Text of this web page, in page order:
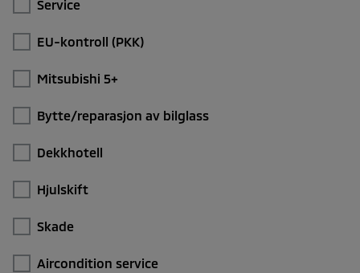
Service
EU-kontroll (PKK)
Mitsubishi 5+
Bytte/reparasjon av bilglass
Dekkhotell
Hjulskift
Skade
Aircondition service